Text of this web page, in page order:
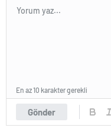
Gönder
En az 10 karakter gerekli